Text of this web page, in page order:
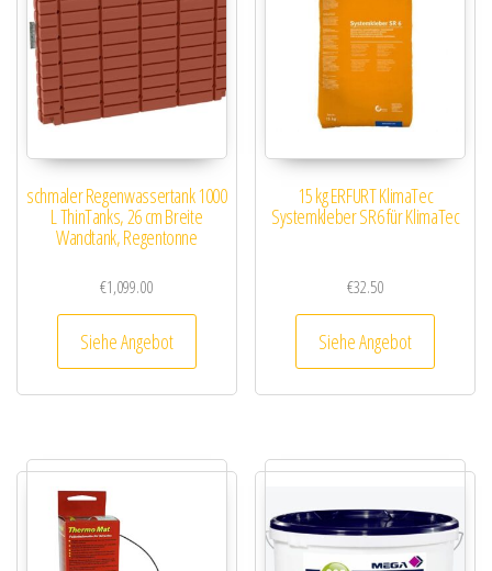
schmaler Regenwassertank 1000
L ThinTanks, 26 cm Breite
Wandtank, Regentonne
€1,099.00
Siehe Angebot
15 kg ERFURT KlimaTec
Systemkleber SR6 für KlimaTec
€32.50
Siehe Angebot